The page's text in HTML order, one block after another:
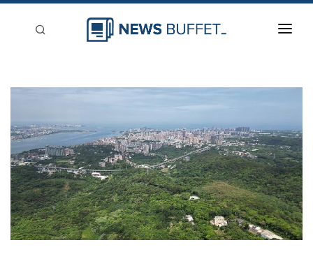
登入
刊登